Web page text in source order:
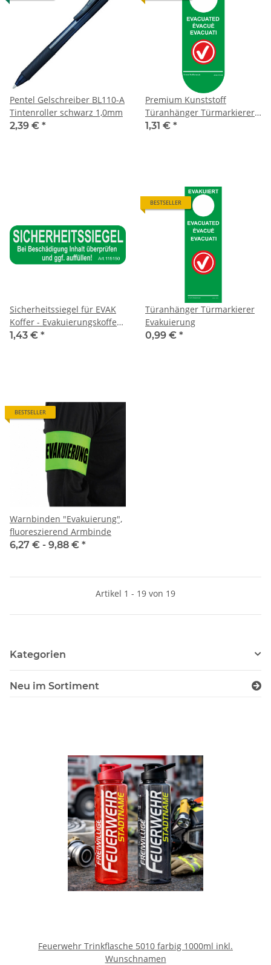
Pentel Gelschreiber BL110-A
Tintenroller schwarz 1,0mm
2,39 € *
Premium Kunststoff
Türanhänger Türmarkierer
Evakuierung
1,31 € *
Sicherheitssiegel für EVAK
Koffer - Evakuierungskoffer
Sicherheits-Siegel
1,43 € *
BESTSELLER
Türanhänger Türmarkierer
Evakuierung
0,99 € *
BESTSELLER
Warnbinden "Evakuierung",
fluoreszierend Armbinde
6,27 € - 9,88 € *
Artikel 1 - 19 von 19
Kategorien
Neu im Sortiment
Feuerwehr Trinkflasche 5010 farbig 1000ml inkl.
Wunschnamen